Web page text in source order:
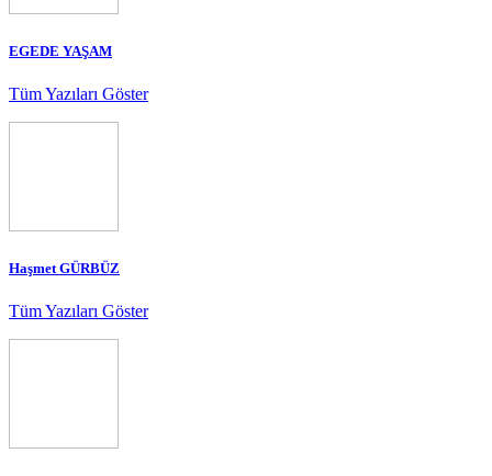
EGEDE YAŞAM
Tüm Yazıları Göster
Haşmet GÜRBÜZ
Tüm Yazıları Göster